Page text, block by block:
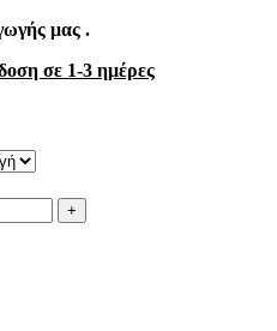
μας .
σε 1-3 ημέρες